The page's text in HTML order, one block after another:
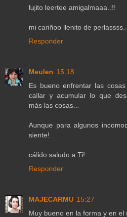
lujito leertee amigalmaaa..!!
mi cariñoo llenito de
Responder
Meulen 15:18
Es bueno enfrentar las
callar y acumular lo que
más las cosas...
Aunque para algunos
siente!
cálido saludo a Ti!
Responder
MAJECARMU 15:27
Muy bueno en la forma y en el